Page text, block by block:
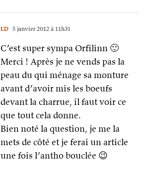
LD 5 janvier 2012 à 11h31
C’est super sympa Orfilinn 🙂
Merci ! Après je ne vends pas la
peau du qui ménage sa monture
avant d’avoir mis les boeufs
devant la charrue, il faut voir ce
que tout cela donne.
Bien noté la question, je me la
mets de côté et je ferai un article
une fois l’antho bouclée 😉